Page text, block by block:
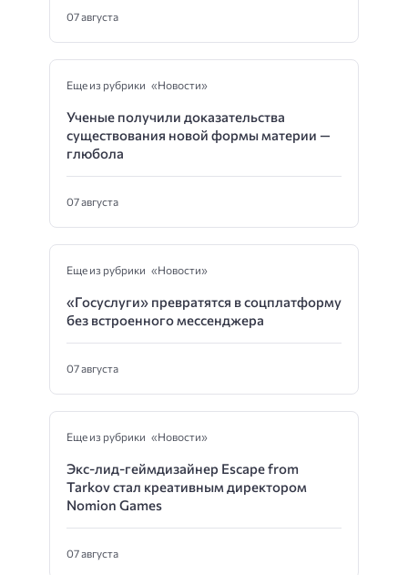
07 августа
Еще из рубрики «Новости»
Ученые получили доказательства
существования новой формы материи —
глюбола
07 августа
Еще из рубрики «Новости»
«Госуслуги» превратятся в соцплатформу
без встроенного мессенджера
07 августа
Еще из рубрики «Новости»
Экс-лид-геймдизайнер Escape from
Tarkov стал креативным директором
Nomion Games
07 августа